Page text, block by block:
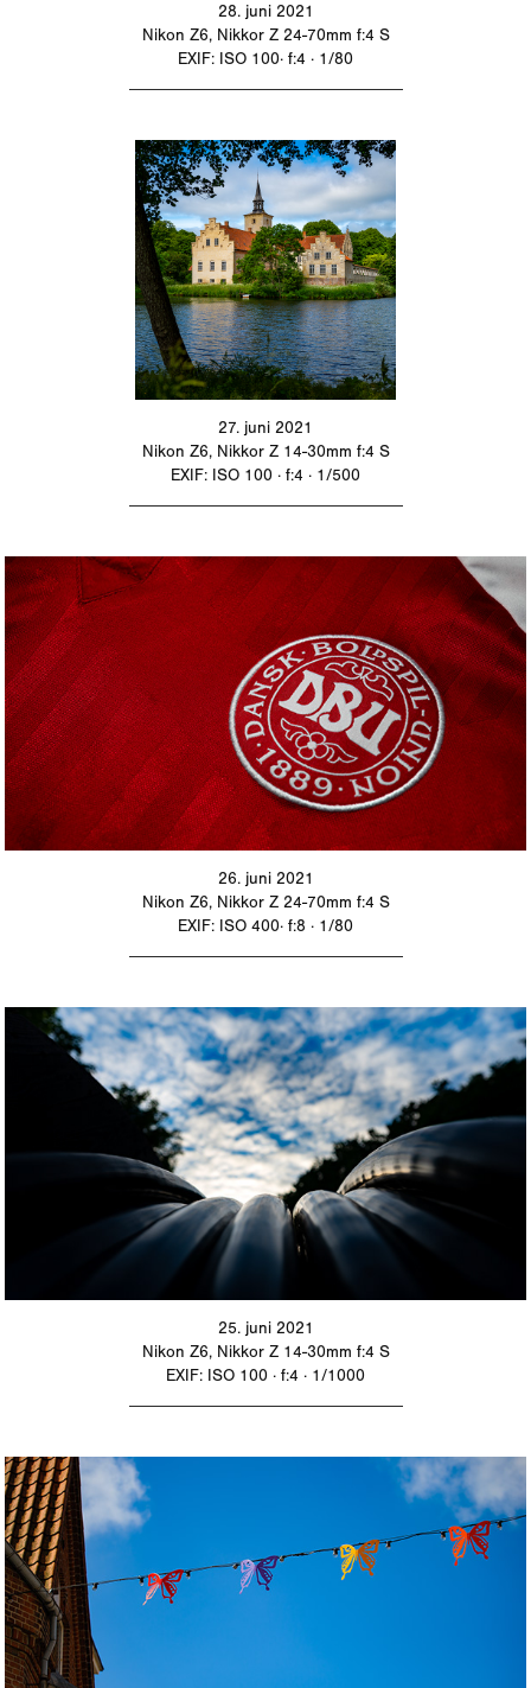
28. juni 2021
Nikon Z6, Nikkor Z 24-70mm f:4 S
EXIF: ISO 100· f:4 · 1/80
27. juni 2021
Nikon Z6, Nikkor Z 14-30mm f:4 S
EXIF: ISO 100 · f:4 · 1/500
26. juni 2021
Nikon Z6, Nikkor Z 24-70mm f:4 S
EXIF: ISO 400· f:8 · 1/80
25. juni 2021
Nikon Z6, Nikkor Z 14-30mm f:4 S
EXIF: ISO 100 · f:4 · 1/1000